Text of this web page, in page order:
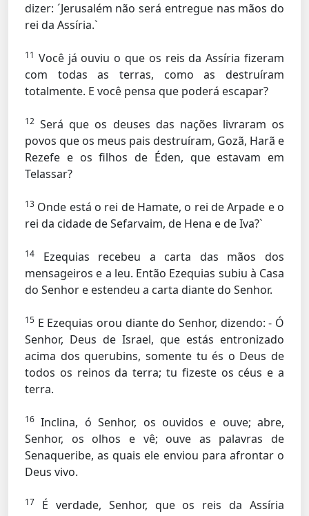
dizer: ´Jerusalém não será entregue nas mãos do
rei da Assíria.`
11 Você já ouviu o que os reis da Assíria fizeram
com todas as terras, como as destruíram
totalmente. E você pensa que poderá escapar?
12 Será que os deuses das nações livraram os
povos que os meus pais destruíram, Gozã, Harã e
Rezefe e os filhos de Éden, que estavam em
Telassar?
13 Onde está o rei de Hamate, o rei de Arpade e o
rei da cidade de Sefarvaim, de Hena e de Iva?`
14
Ezequias recebeu a carta das mãos dos
mensageiros e a leu. Então Ezequias subiu à Casa
do Senhor e estendeu a carta diante do Senhor.
15 E Ezequias orou diante do Senhor, dizendo: - Ó
Senhor, Deus de Israel, que estás entronizado
acima dos querubins, somente tu és o Deus de
todos os reinos da terra; tu fizeste os céus e a
terra.
16 Inclina, ó Senhor, os ouvidos e ouve; abre,
Senhor, os olhos e vê; ouve as palavras de
Senaqueribe, as quais ele enviou para afrontar o
Deus vivo.
17
É verdade, Senhor, que os reis da Assíria